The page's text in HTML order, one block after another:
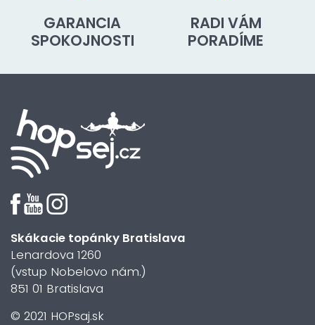
GARANCIA
SPOKOJNOSTI
RADI VÁM
PORADÍME
Skákacie topánky Bratislava
Lenardova 1260
(vstup Nobelovo nám.)
851 01 Bratislava
© 2021 HOPsaj.sk